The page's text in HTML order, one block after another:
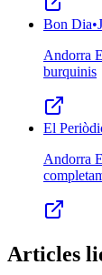
Bon Dia•
Andorra
burquinis
El
Andorra
Articles